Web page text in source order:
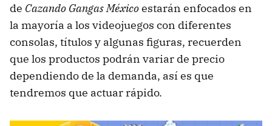
de Cazando Gangas Méxicoestarán enfocados en
la mayoría a los videojuegos con diferentes
consolas, títulos y algunas figuras, recuerden
que los productos podrán variar de precio
dependiendo de la demanda, así es que
tendremos que actuar rápido.